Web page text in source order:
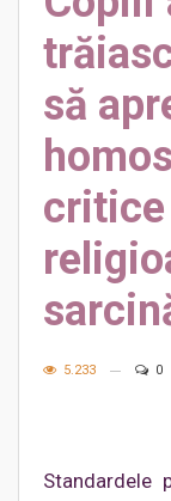
să
5.233 0
Standardele